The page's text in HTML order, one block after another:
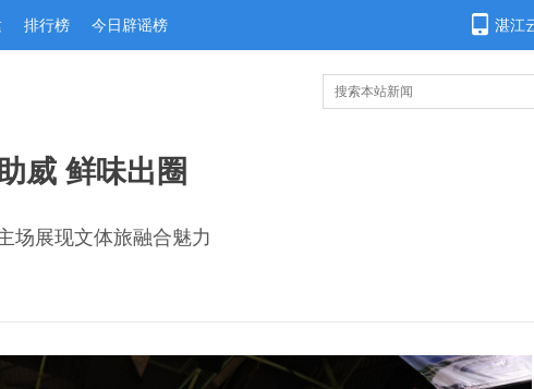
排行榜 今日辟谣榜 湛江
威 鲜味出圈
场展现文体旅融合魅力